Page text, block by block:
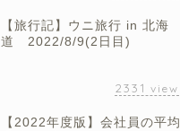
【旅行記】ウニ旅行 in 北海
道 2022/8/9(2日目)
2331 view
【2022年度版】会社員の平均